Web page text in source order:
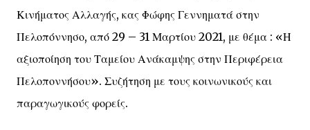
Κινήματος Αλλαγής, κας Φώφης Γεννηματά στην
Πελοπόννησο, από 29 – 31 Μαρτίου 2021, με θέμα : «Η
αξιοποίηση του Ταμείου Ανάκαμψης στην Περιφέρεια
Πελοποννήσου». Συζήτηση με τους κοινωνικούς και
παραγωγικούς φορείς.